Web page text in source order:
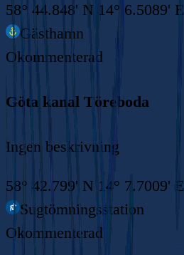
58° 44.848' N 14° 6.5089' E
Gästhamn
Okommenterad
Göta kanal Töreboda
Ingen beskrivning
58° 42.799' N 14° 7.7009' E
Sugtömningsstation
Okommenterad